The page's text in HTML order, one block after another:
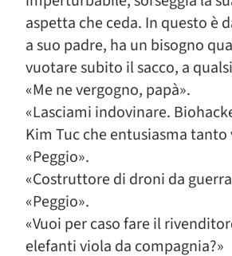
aspetta che ceda. In questo è
a suo padre, ha un bisogno
vuotare subito il sacco, a
«Me ne vergogno, papà».
«Lasciami indovinare.
Kim Tuc che entusiasma tanto
«Peggio».
«Costruttore di droni da
«Peggio».
«Vuoi per caso fare il
elefanti viola da compagnia?»